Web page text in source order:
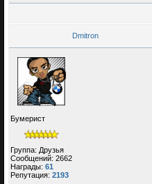
Dmitron
Бумерист
Группа: Друзья
Сообщений: 2662
Награды: 61
Репутация: 2193